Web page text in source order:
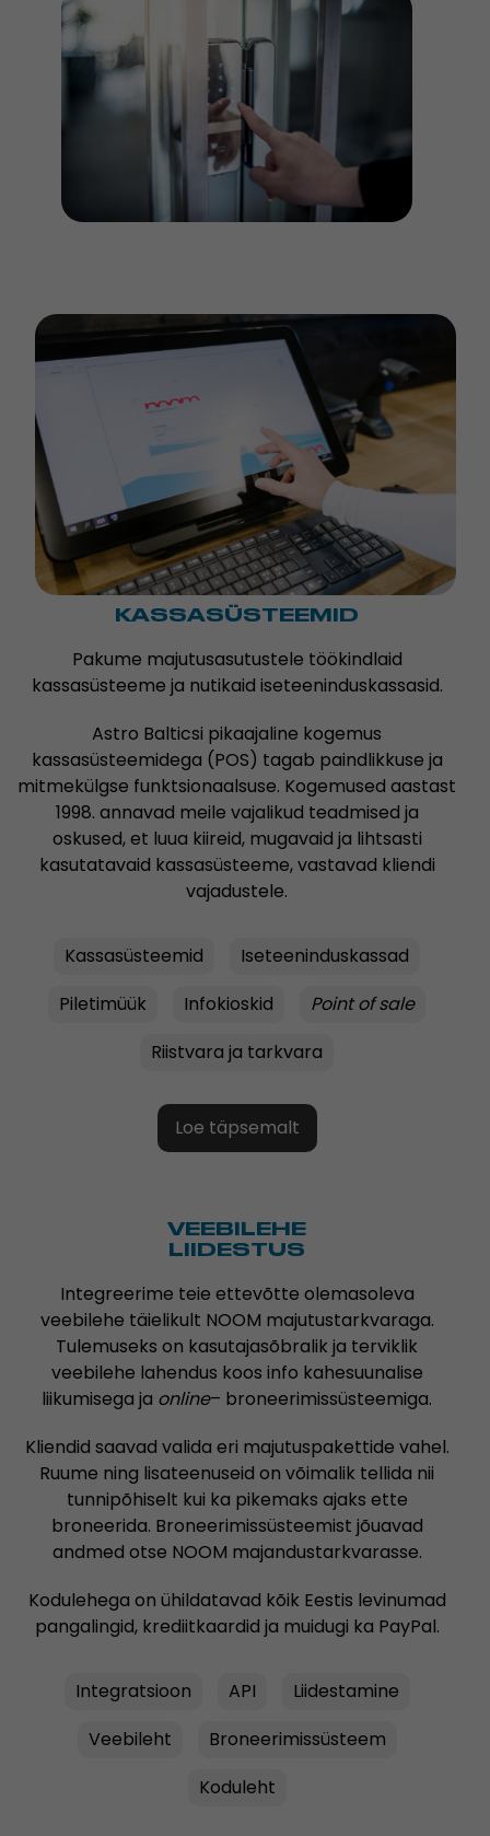
KASSASÜSTEEMID
Pakume majutusasutustele töökindlaid
kassasüsteeme ja nutikaid iseteeninduskassasid.
Astro Balticsi pikaajaline kogemus
kassasüsteemidega (POS) tagab paindlikkuse ja
mitmekülgse funktsionaalsuse. Kogemused aastast
1998. annavad meile vajalikud teadmised ja
oskused, et luua kiireid, mugavaid ja lihtsasti
kasutatavaid kassasüsteeme, vastavad kliendi
vajadustele.
Kassasüsteemid
Iseteeninduskassad
Piletimüük
Infokioskid
Point of sale
Riistvara ja tarkvara
Loe täpsemalt
VEEBILEHE
LIIDESTUS
Integreerime teie ettevõtte olemasoleva
veebilehe täielikult NOOM majutustarkvaraga.
Tulemuseks on kasutajasõbralik ja terviklik
veebilehe lahendus koos info kahesuunalise
liikumisega ja online– broneerimissüsteemiga.
Kliendid saavad valida eri majutuspakettide vahel.
Ruume ning lisateenuseid on võimalik tellida nii
tunnipõhiselt kui ka pikemaks ajaks ette
broneerida. Broneerimissüsteemist jõuavad
andmed otse NOOM majandustarkvarasse.
Kodulehega on ühildatavad kõik Eestis levinumad
pangalingid, krediitkaardid ja muidugi ka PayPal.
Integratsioon API
Liidestamine
Veebileht
Broneerimissüsteem
Koduleht